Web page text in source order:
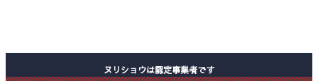
ヌリショウは認定事業者です